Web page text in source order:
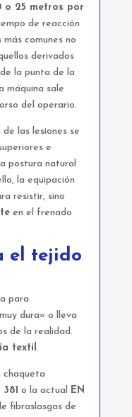
o 25 metros por
de reacción
comunes no
derivados
la punta de la
máquina sale
del operario.
las lesiones se
e
postura natural
la equipación
resistir, sino
en el frenado
el tejido
para
dura» o lleva
de la realidad.
textil.
chaqueta
381 o la actual EN
fibraslasgas de